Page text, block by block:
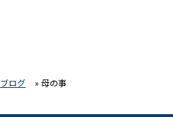
ブログ »母の事